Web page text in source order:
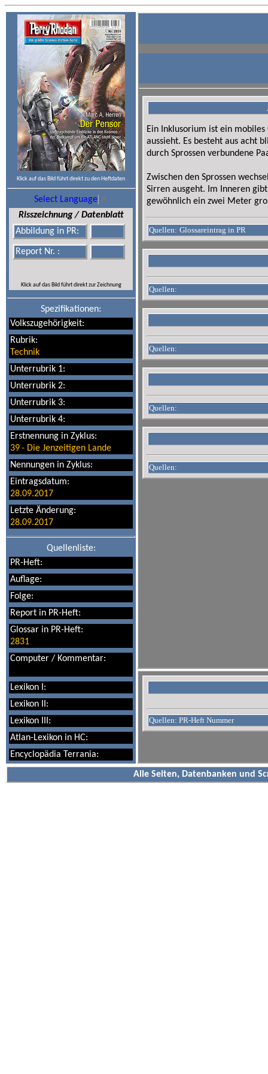
Klick auf das Bild führt direkt zu den Heftdaten
Select Language ▼
Risszeichnung / Datenblatt
Abbildung in PR:
Report Nr. :
Klick auf das Bild führt direkt zur Zeichnung
Spezifikationen:
Volkszugehörigkeit:
Rubrik:
Technik
Unterrubrik 1:
Unterrubrik 2:
Unterrubrik 3:
Unterrubrik 4:
Erstnennung in Zyklus:
39- Die Jenzeitigen Lande
Nennungen in Zyklus:
Eintragsdatum:
28.09.2017
Letzte Änderung:
28.09.2017
Quellenliste:
PR-Heft:
Auflage:
Folge:
Report in PR-Heft:
Glossar in PR-Heft:
2831
Computer / Kommentar:
Lexikon I:
Lexikon II:
Lexikon III:
Atlan-Lexikon in HC:
Encyclopädia Terrania:
Ein Inklusorium ist ein
aussieht. Es besteht aus acht
durch Sprossen verbundene
Zwischen den Sprossen
Sirren ausgeht. Im Inneren
gewöhnlich ein zwei Meter
Quellen: Glossareintrag in PR
Quellen:
Quellen:
Quellen:
Quellen:
Quellen: PR-Heft Nummer
Alle Seiten, Datenbanken und